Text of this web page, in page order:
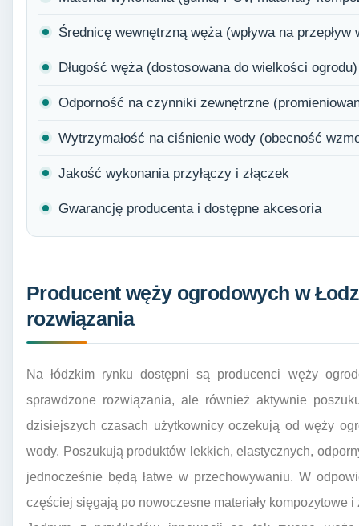
Średnicę wewnętrzną węża (wpływa na przepływ
Długość węża (dostosowana do wielkości ogrodu)
Odporność na czynniki zewnętrzne
Wytrzymałość na ciśnienie wody (obecność
Jakość wykonania przyłączy i złączek
Gwarancję producenta i dostępne akcesoria
Producent węży ogrodowych w
rozwiązania
Na łódzkim rynku dostępni są producenci węży
sprawdzone rozwiązania, ale również aktywnie
dzisiejszych czasach użytkownicy oczekują od węży
wody. Poszukują produktów lekkich, elastycznych,
jednocześnie będą łatwe w przechowywaniu. W
częściej sięgają po nowoczesne materiały kompozytowe